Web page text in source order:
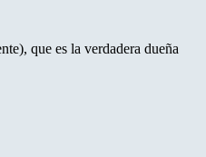
que es la verdadera dueña